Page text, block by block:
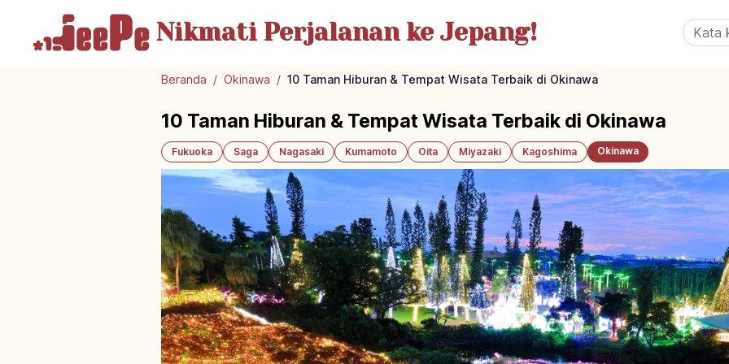
Nikmati Perjalananke Jepang!
Beranda / Okinawa / 10 Taman Hiburan & Tempat Wisata Terbaik di Okinawa
10 Taman Hiburan & Tempat Wisata Terbaik di Okinawa
Fukuoka Saga Nagasaki Kumamoto Oita Miyazaki Kagoshima Okinawa